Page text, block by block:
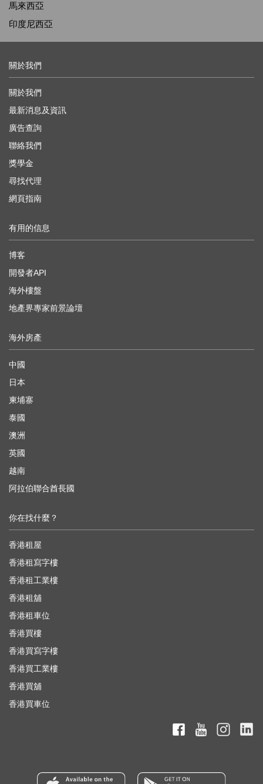
馬來西亞
印度尼西亞
關於我們
關於我們
最新消息及資訊
廣告查詢
聯絡我們
獎學金
尋找代理
網頁指南
有用的信息
博客
開發者API
海外樓盤
地產界專家前景論壇
海外房產
中國
日本
柬埔寨
泰國
澳洲
英國
越南
阿拉伯聯合酋長國
你在找什麼？
香港租屋
香港租寫字樓
香港租工業樓
香港租舖
香港租車位
香港買樓
香港買寫字樓
香港買工業樓
香港買舖
香港買車位